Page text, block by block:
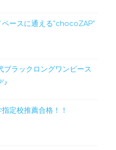
ペースに通える”chocoZAP”
ブラックロングワンピース
♪
指定校推薦合格！！